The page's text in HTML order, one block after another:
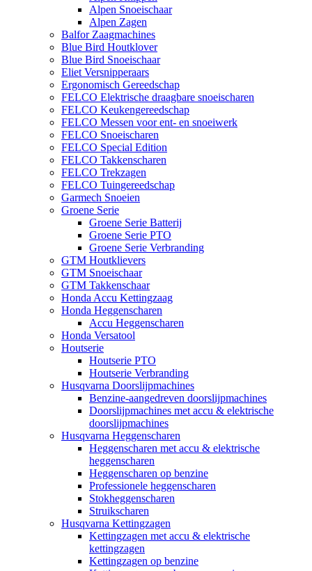
Alpen Snoeischaar
Alpen Zagen
Balfor Zaagmachines
Blue Bird Houtklover
Blue Bird Snoeischaar
Eliet Versnipperaars
Ergonomisch Gereedschap
FELCO Elektrische draagbare snoeischaren
FELCO Keukengereedschap
FELCO Messen voor ent- en snoeiwerk
FELCO Snoeischaren
FELCO Special Edition
FELCO Takkenscharen
FELCO Trekzagen
FELCO Tuingereedschap
Garmech Snoeien
Groene Serie
Groene Serie Batterij
Groene Serie PTO
Groene Serie Verbranding
GTM Houtklievers
GTM Snoeischaar
GTM Takkenschaar
Honda Accu Kettingzaag
Honda Heggenscharen
Accu Heggenscharen
Honda Versatool
Houtserie
Houtserie PTO
Houtserie Verbranding
Husqvarna Doorslijpmachines
Benzine-aangedreven doorslijpmachines
Doorslijpmachines met accu & elektrische
doorslijpmachines
Husqvarna Heggenscharen
Heggenscharen met accu & elektrische
heggenscharen
Heggenscharen op benzine
Professionele heggenscharen
Stokheggenscharen
Struikscharen
Husqvarna Kettingzagen
Kettingzagen met accu & elektrische
kettingzagen
Kettingzagen op benzine